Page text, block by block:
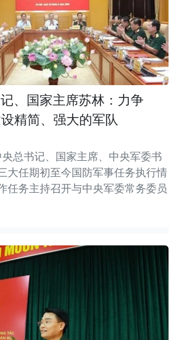
、国家主席苏林：力争
精简、强大的军队
总书记、国家主席、中央军委书
大任期初至今国防军事任务执行情
任务主持召开与中央军委常务委员